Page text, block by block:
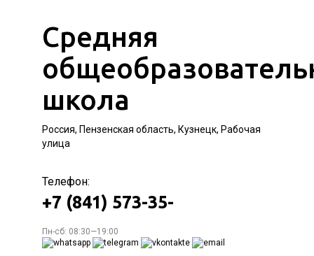
Средняя
школа
Россия, Пензенская область, Кузнецк, Рабочая
улица
Телефон:
+7 (841) 573-35-
Пн-сб: 08:30—19:00